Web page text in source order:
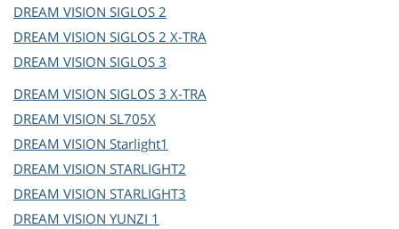
DREAM VISION SIGLOS 2
DREAM VISION SIGLOS 2 X-TRA
DREAM VISION SIGLOS 3
DREAM VISION SIGLOS 3 X-TRA
DREAM VISION SL705X
DREAM VISION Starlight1
DREAM VISION STARLIGHT2
DREAM VISION STARLIGHT3
DREAM VISION YUNZI 1